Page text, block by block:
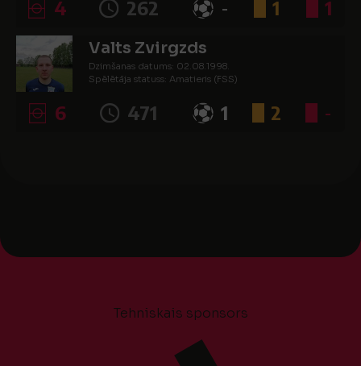
4 262 - 1 1
Valts Zvirgzds
Dzimšanas datums: 02.08.1998.
Spēlētāja statuss: Amatieris (FSS)
6 471 1 2 -
Tehniskais sponsors